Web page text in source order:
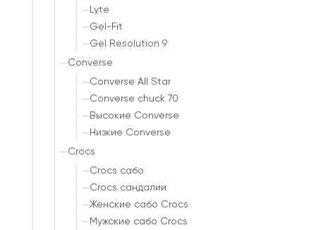
Lyte
Gel-Fit
Gel Resolution 9
Converse
Converse All Star
Converse chuck 70
Высокие Converse
Низкие Converse
Crocs
Crocs сабо
Crocs сандалии
Женские сабо Crocs
Мужские сабо Crocs